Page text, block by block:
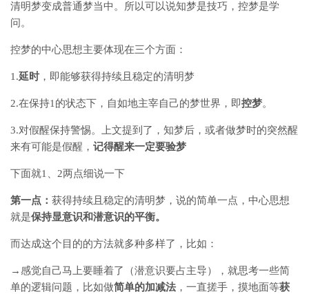
清明梦变成普通梦当中。所以可以说知梦是技巧，控梦是学
问。
控梦的中心思想主要体现在三个方面：
1.延时，即能够获得持续且稳定的清明梦
2.在保持1的状态下，自如地主宰自己的梦世界，即控梦。
3.对假醒保持警惕。上文提到了，知梦后，或者做梦时的突然醒
来有可能是假醒， 记得醒来一定要验梦
下面就1、2两点细说一下
第一点： 获得持续且稳定的清明梦，说的简单一点，中心思想
就是保持显意识和潜意识的平衡。
而达成这个目的的方法就多种多样了，比如：
→感觉自己马上要睡着了（潜意识要占主导），就思考一些简
单的逻辑问题，比如做简单的加减法 ，一直搓手，摸地面等获